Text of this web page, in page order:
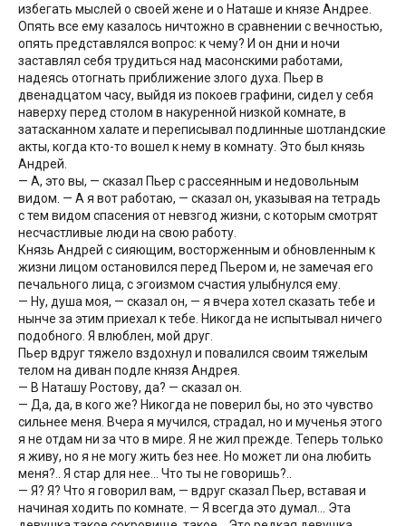
избегать мыслей о своей жене и о Наташе и князе Андрее.
Опять все ему казалось ничтожно в сравнении с вечностью,
опять представлялся вопрос: к чему? И он дни и ночи
заставлял себя трудиться над масонскими работами,
надеясь отогнать приближение злого духа. Пьер в
двенадцатом часу, выйдя из покоев графини, сидел у себя
наверху перед столом в накуренной низкой комнате, в
затасканном халате и переписывал подлинные шотландские
акты, когда кто-то вошел к нему в комнату. Это был князь
Андрей.
— А, это вы, — сказал Пьер с рассеянным и недовольным
видом. — А я вот работаю, — сказал он, указывая на тетрадь
с тем видом спасения от невзгод жизни, с которым смотрят
несчастливые люди на свою работу.
Князь Андрей с сияющим, восторженным и обновленным к
жизни лицом остановился перед Пьером и, не замечая его
печального лица, с эгоизмом счастия улыбнулся ему.
— Ну, душа моя, — сказал он, — я вчера хотел сказать тебе и
нынче за этим приехал к тебе. Никогда не испытывал ничего
подобного. Я влюблен, мой друг.
Пьер вдруг тяжело вздохнул и повалился своим тяжелым
телом на диван подле князя Андрея.
— В Наташу Ростову, да? — сказал он.
— Да, да, в кого же? Никогда не поверил бы, но это чувство
сильнее меня. Вчера я мучился, страдал, но и мученья этого
я не отдам ни за что в мире. Я не жил прежде. Теперь только
я живу, но я не могу жить без нее. Но может ли она любить
меня?.. Я стар для нее… Что ты не говоришь?..
— Я? Я? Что я говорил вам, — вдруг сказал Пьер, вставая и
начиная ходить по комнате. — Я всегда это думал… Эта